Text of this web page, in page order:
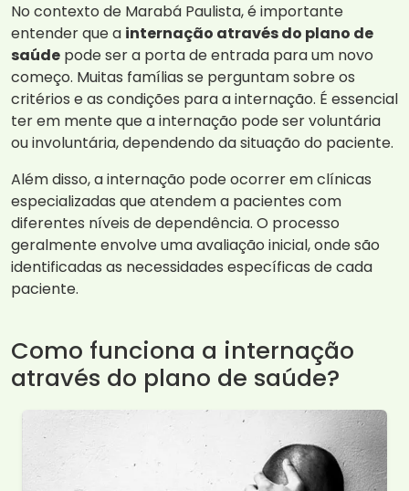
No contexto de Marabá Paulista, é importante
entender que a internação através do plano de
saúde pode ser a porta de entrada para um novo
começo. Muitas famílias se perguntam sobre os
critérios e as condições para a internação. É essencial
ter em mente que a internação pode ser voluntária
ou involuntária, dependendo da situação do paciente.
Além disso, a internação pode ocorrer em clínicas
especializadas que atendem a pacientes com
diferentes níveis de dependência. O processo
geralmente envolve uma avaliação inicial, onde são
identificadas as necessidades específicas de cada
paciente.
Como funciona a internação
através do plano de saúde?